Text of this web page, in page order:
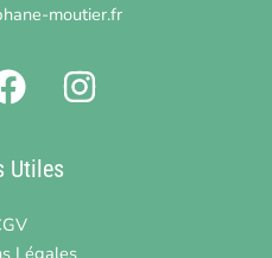
moutier.fr
Utiles
Légales